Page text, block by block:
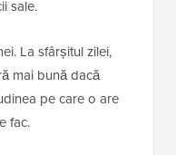
sale.
La sfârșitul zilei,
mai bună dacă
pe care o are
fac.